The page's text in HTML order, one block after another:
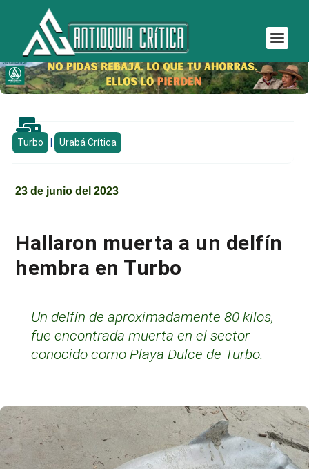

Turbo Urabá Crítica
23 de junio del 2023
Hallaron muerta a un delfín
hembra en Turbo
Un delfín de aproximadamente 80 kilos,
fue encontrada muerta en el sector
conocido como Playa Dulce de Turbo.